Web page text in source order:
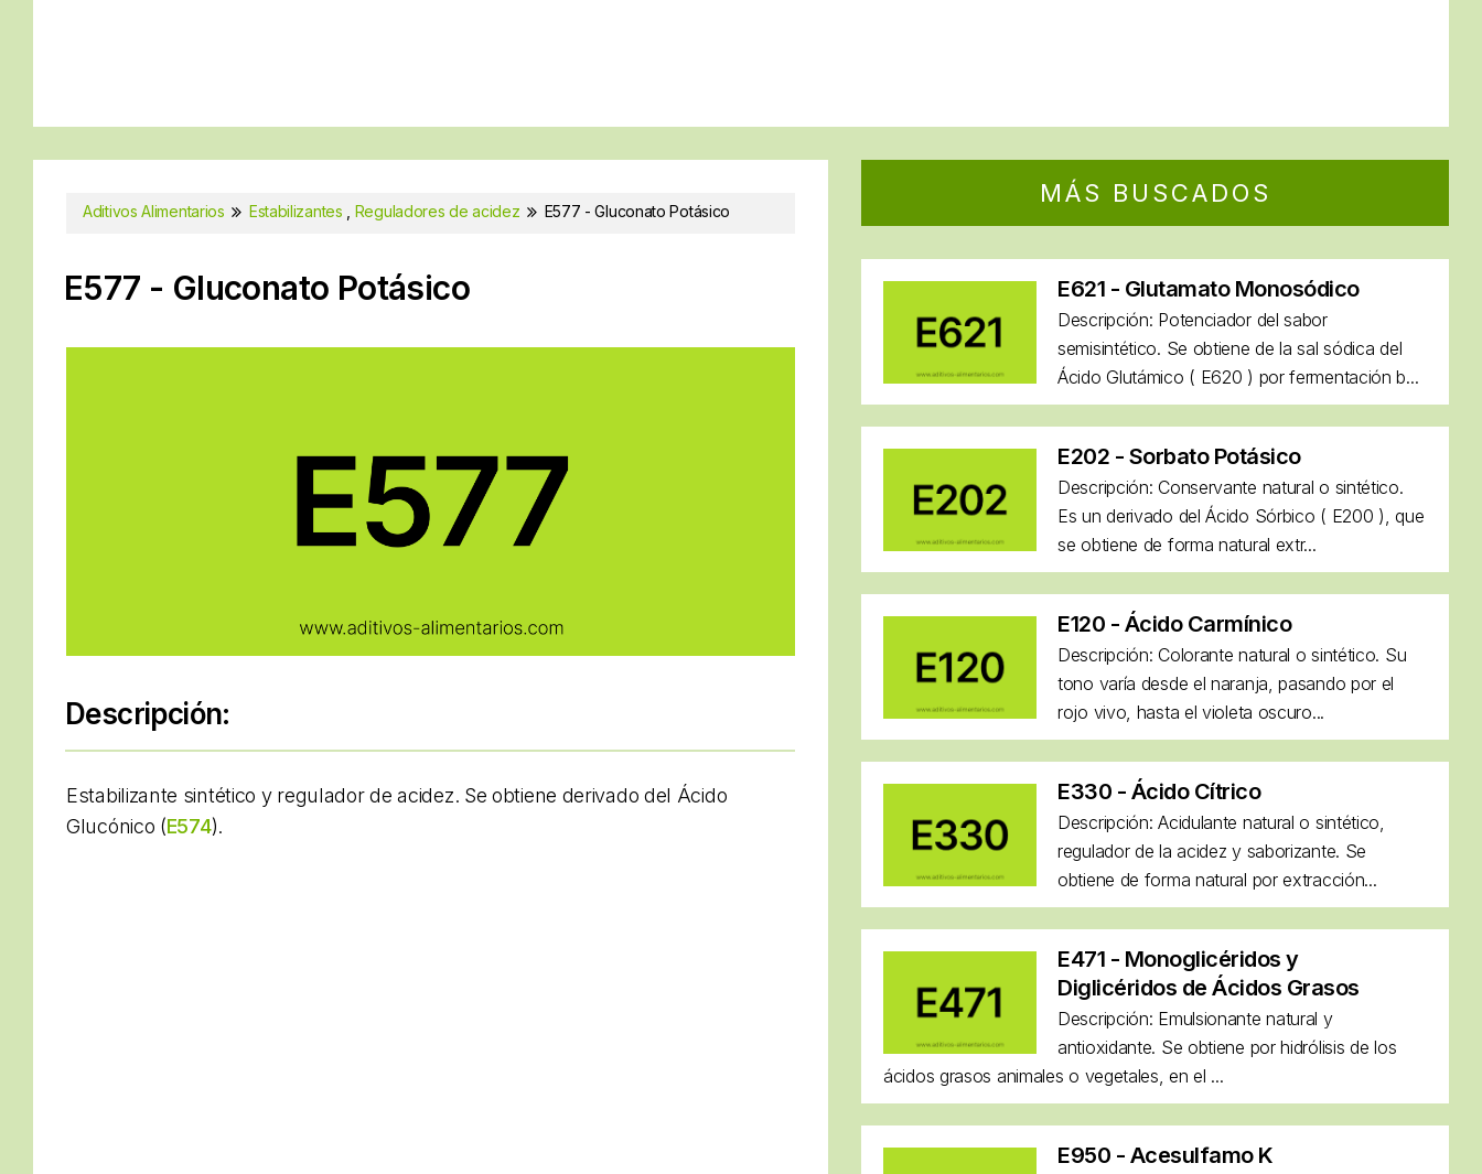
Aditivos Alimentarios Estabilizantes Reguladores de acidez E577 - Gluconato Potásico
E577 - Gluconato Potásico
Descripción:
Estabilizante sintético y regulador de acidez. Se obtiene derivado del Ácido
Glucónico (E574).
MÁS BUSCADOS
E621 - Glutamato Monosódico
Descripción: Potenciador del sabor
semisintético. Se obtiene de la sal sódica del
Ácido Glutámico ( E620 ) por fermentación b...
E202 - Sorbato Potásico
Descripción: Conservante natural o sintético.
Es un derivado del Ácido Sórbico ( E200 ), que
se obtiene de forma natural extr...
E120 - Ácido Carmínico
Descripción: Colorante natural o sintético. Su
tono varía desde el naranja, pasando por el
rojo vivo, hasta el violeta oscuro...
E330 - Ácido Cítrico
Descripción: Acidulante natural o sintético,
regulador de la acidez y saborizante. Se
obtiene de forma natural por extracción...
E471 - Monoglicéridos y
Diglicéridos de Ácidos Grasos
Descripción: Emulsionante natural y
antioxidante. Se obtiene por hidrólisis de los
ácidos grasos animales o vegetales, en el ...
E950 - Acesulfamo K